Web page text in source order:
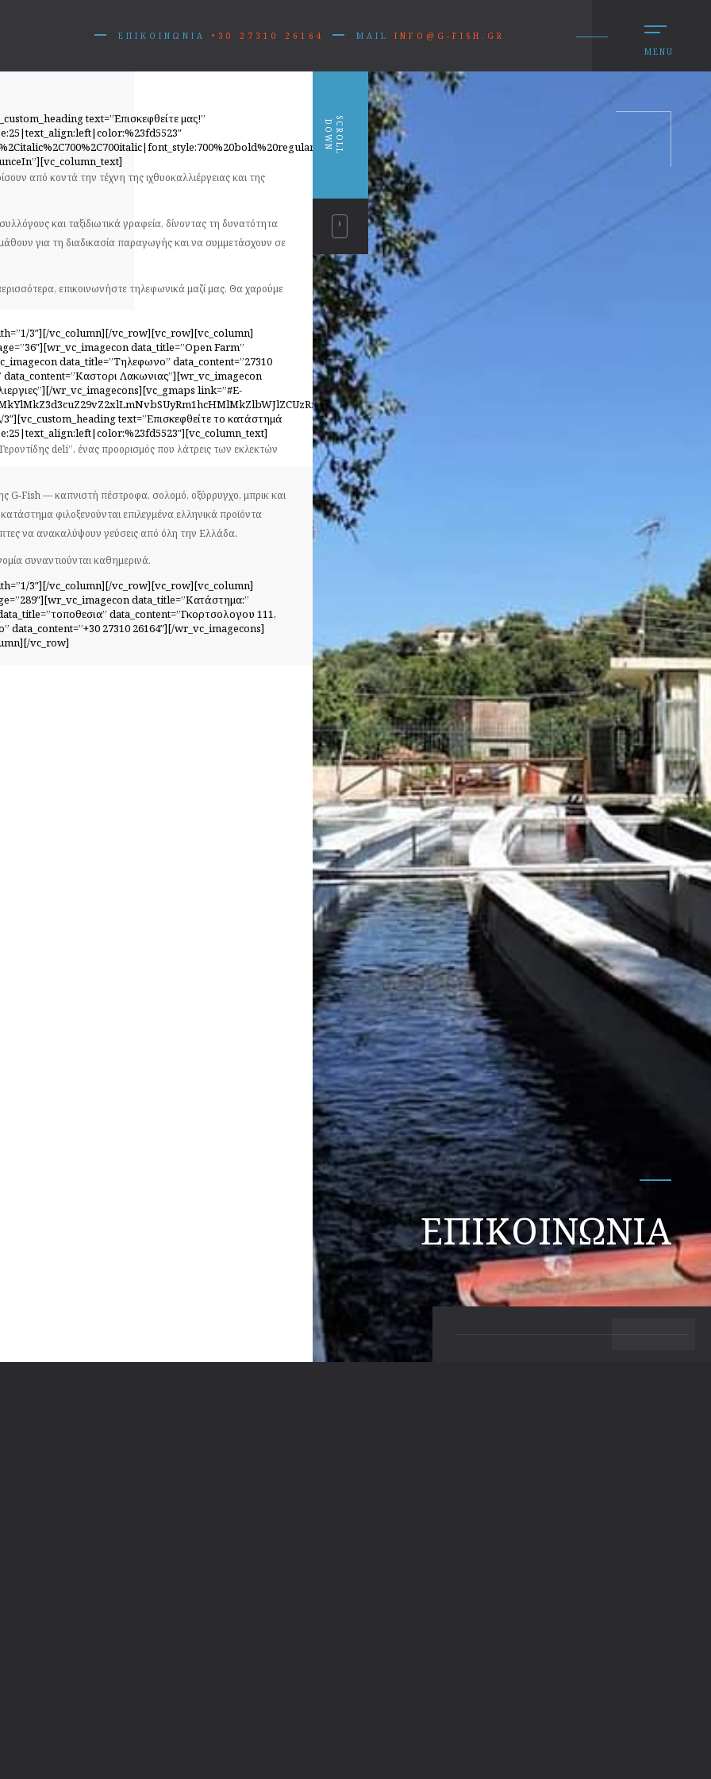
MENU
ΕΠΙΚΟΙΝΩΝΙΑ +30 27310 26164 MAIL INFO@G-FISH.GR
S
CR
O
L
L
DO
W
N
ΕΠΙΚΟΙΝΩΝΙΑ
text=”Επισκεφθείτε μας!”
από κοντά την τέχνη της ιχθυοκαλλιέργειας και της
και ταξιδιωτικά γραφεία, δίνοντας τη δυνατότητα
για τη διαδικασία παραγωγής και να συμμετάσχουν σε
επικοινωνήστε τηλεφωνικά μαζί μας. Θα χαρούμε
3″][/vc_column][/vc_row][vc_row][vc_column]
data_title=”Open Farm”
data_title=”Τηλεφωνο” data_content=”27310
Λακωνιας”][wr_vc_imagecon
wr_vc_imagecons][vc_gmaps link=”#E-
text=”Επισκεφθείτε το κατάστημά
deli”, ένας προορισμός που λάτρεις των εκλεκτών
G‑Fish — καπνιστή πέστροφα, σολομό, οξύρρυγχο, μπρικ και
φιλοξενούνται επιλεγμένα ελληνικά προϊόντα
να ανακαλύψουν γεύσεις από όλη την Ελλάδα.
συναντιούνται καθημερινά.
3″][/vc_column][/vc_row][vc_row][vc_column]
data_title=”Κατάστημα:”
data_content=”Γκορτσολογου 111,
27310 26164″][/wr_vc_imagecons]
vc_row]
ΠΈΣΤΡΟΦΑ, ΟΎΖΟ ΚΑΙ ΚΡΈΜΑ